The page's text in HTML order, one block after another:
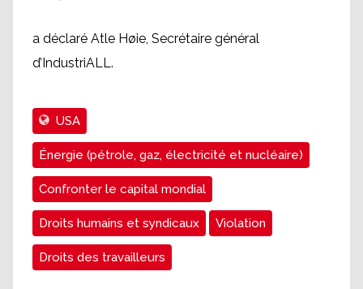
a déclaré Atle Høie, Secrétaire général
d’IndustriALL.
USA
Énergie (pétrole, gaz, électricité et nucléaire)
Confronter le capital mondial
Droits humains et syndicaux Violation
Droits des travailleurs